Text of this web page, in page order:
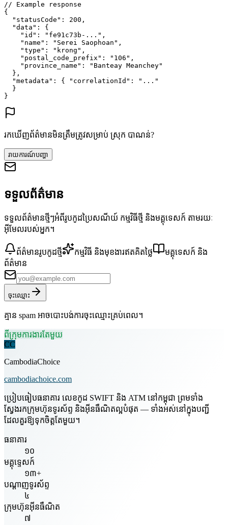
// Example response
{
"statusCode" : 200 ,
"data" : {
"id" : "fe91c73b-..." ,
"name" : "Serei Saophoan" ,
"type" : "krong" ,
"postal_code_prefix" : "106" ,
"province_name" :
"Banteay Meanchey"
},
"metadata" : { "correlationId" :
"..."
}
}
រកឃើញព័ត៌មានមិនត្រឹមត្រូវសម្រាប់ ស្រុក បាណន់?
រាយការណ៍បញ្ហា
ទទួលព័ត៌មាន
ទទួលព័ត៌មានថ្មីៗអំពីរូបកូដប្រៃសណីយ៍ កម្មវិធីថ្មី និងមគ្គុទេសក៍ តាមរយៈ
អ៊ីមែលរបស់អ្នក។
ព័ត៌មានរូបកូដថ្មី កម្មវិធី និងមុខងារឥតគិតថ្លៃ
មគ្គុទេសក៍ និង
ព័ត៌មាន
ចុះឈ្មោះ
គ្មាន spam អាចបោះបង់ការចុះឈ្មោះគ្រប់ពេល។
ពីក្រុមការងារតែមួយ
CC
CambodiaChoice
cambodiachoice.com
ប្រៀបធៀបធនាគារ លេខកូដ SWIFT និង ATM នៅកម្ពុជា ព្រមទាំង
ស្វែងរកក្រុមហ៊ុនទូរស័ព្ទ និងអ៊ីនធឺណិតល្អបំផុត — ទាំងអស់នៅក្នុងបញ្ជី
ដែលគួរឱ្យទុកចិត្តតែមួយ។
ធនាគារ
១០
មគ្គុទ្ទេសក៍
១៣+
បណ្តាញទូរស័ព្ទ
៤
ក្រុមហ៊ុនអ៊ីនធឺណិត
៧